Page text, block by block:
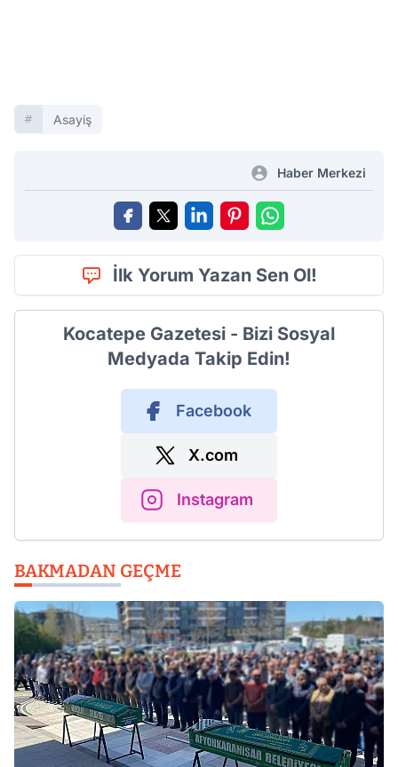
Asayiş
Haber Merkezi
İlk Yorum Yazan Sen Ol!
Kocatepe Gazetesi - Bizi Sosyal
Medyada Takip Edin!
Facebook
X.com
Instagram
BAKMADAN GEÇME